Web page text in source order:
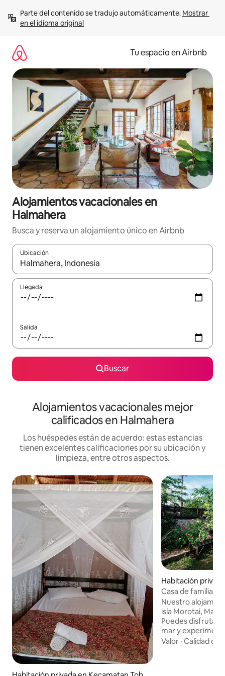
contenido
Parte del contenido se tradujo automáticamente. Mostrar
en el idioma original
Tu espacio en Airbnb
Alojamientos vacacionales en
Halmahera
Busca y reserva un alojamiento único en Airbnb
Ubicación
Cuando los resultados estén disponibles, podrás navegar
Llegada
Salida
Buscar
Alojamientos vacacionales mejor
calificados en Halmahera
Los huéspedes están de acuerdo: estas estancias
tienen excelentes calificaciones por su ubicación y
limpieza, entre otros aspectos.
Habitación
an Morotai
Casa de familia
Morotai.
Nuestro
isla Morotai,
Puedes disfrutar
mar y
naturaleza en
Valor ·Calidad del